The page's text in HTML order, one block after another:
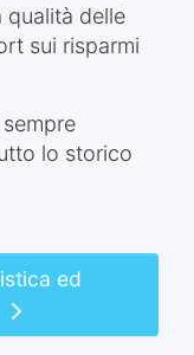
qualità delle
sui risparmi
lo storico
ed